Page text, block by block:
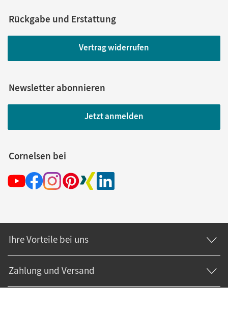
Rückgabe und Erstattung
Vertrag widerrufen
Newsletter abonnieren
Jetzt anmelden
Cornelsen bei
Ihre Vorteile bei uns
Zahlung und Versand